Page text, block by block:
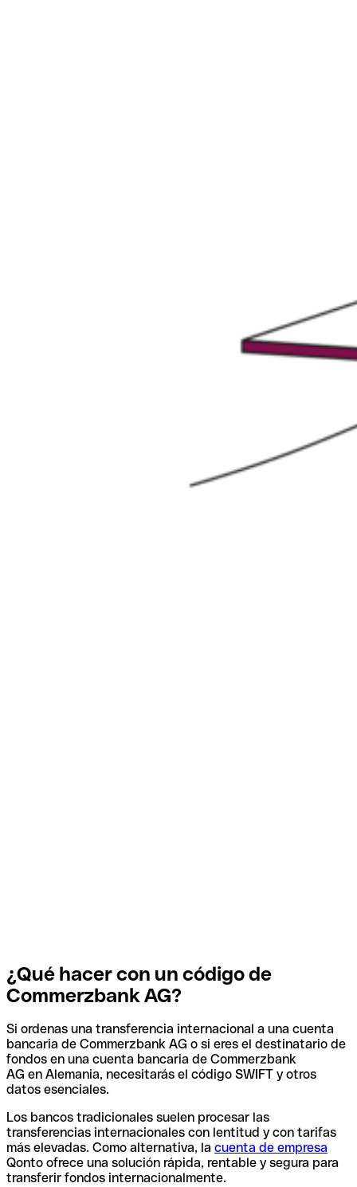
¿Qué hacer con un código de
Commerzbank AG?
Si ordenas una transferencia internacional a una cuenta
bancaria de Commerzbank AG o si eres el destinatario de
fondos en una cuenta bancaria de Commerzbank
AG en Alemania, necesitarás el código SWIFT y otros
datos esenciales.
Los bancos tradicionales suelen procesar las
transferencias internacionales con lentitud y con tarifas
más elevadas. Como alternativa, la cuenta de empresa
Qonto ofrece una solución rápida, rentable y segura para
transferir fondos internacionalmente.